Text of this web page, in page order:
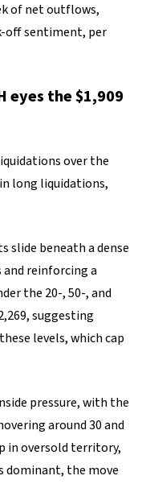
of net outflows,
off sentiment, per
eyes the $1,909
over the
long liquidations,
slide beneath a dense
and reinforcing a
the 20-, 50-, and
suggesting
levels, which cap
pressure, with the
around 30 and
in oversold territory,
dominant, the move